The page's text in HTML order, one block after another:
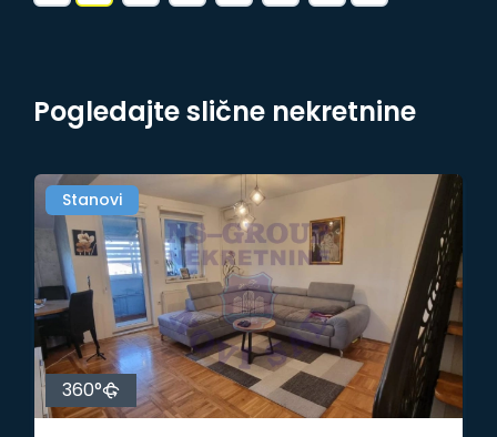
Pogledajte slične nekretnine
Stanovi
360°